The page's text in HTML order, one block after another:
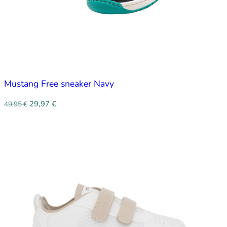
Mustang Free sneaker Navy
49,95€ 29,97 €